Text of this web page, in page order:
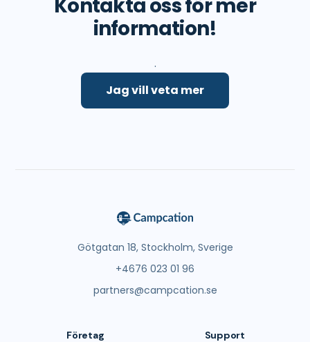
Kontakta oss för mer
information!
.
Jag vill veta mer
Götgatan 18, Stockholm, Sverige
+4676 023 01 96
partners@campcation.se
Företag Support